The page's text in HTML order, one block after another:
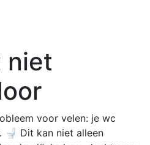
niet
voor velen: je wc
🚽 Dit kan niet alleen